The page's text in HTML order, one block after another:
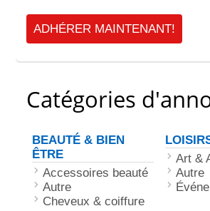
ADHÉRER MAINTENANT!
Catégories
BEAUTÉ & BIEN
ÊTRE
Accessoires beauté
Autre
Cheveux & coiffure
Art &
Autre